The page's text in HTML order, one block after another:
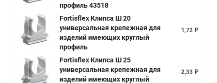
профиль 43518
Fortisflex Клипса Ш 20
универсальная крепежная для
изделий имеющих круглый
профиль
1,72 ₽
Fortisflex Клипса Ш 25
универсальная крепежная для
изделий имеющих круглый
2,33 ₽